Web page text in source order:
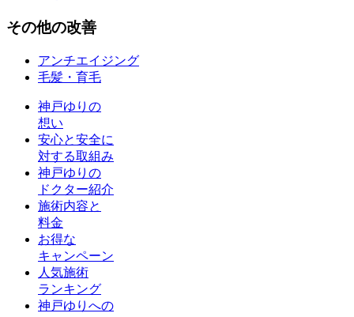
その他の改善
アンチエイジング
毛髪・育毛
神戸ゆりの
想い
安心と安全に
対する取組み
神戸ゆりの
ドクター紹介
施術内容と
料金
お得な
キャンペーン
人気施術
ランキング
神戸ゆりへの